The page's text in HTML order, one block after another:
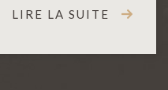
LIRE LA SUITE